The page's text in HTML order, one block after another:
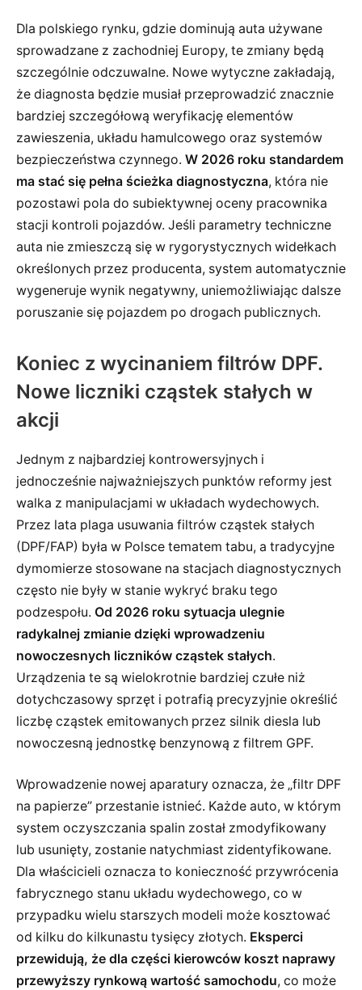
Dla polskiego rynku, gdzie dominują auta używane
sprowadzane z zachodniej Europy, te zmiany będą
szczególnie odczuwalne. Nowe wytyczne zakładają,
że diagnosta będzie musiał przeprowadzić znacznie
bardziej szczegółową weryfikację elementów
zawieszenia, układu hamulcowego oraz systemów
bezpieczeństwa czynnego. W 2026 roku standardem
ma stać się pełna ścieżka diagnostyczna, która nie
pozostawi pola do subiektywnej oceny pracownika
stacji kontroli pojazdów. Jeśli parametry techniczne
auta nie zmieszczą się w rygorystycznych widełkach
określonych przez producenta, system automatycznie
wygeneruje wynik negatywny, uniemożliwiając dalsze
poruszanie się pojazdem po drogach publicznych.
Koniec z wycinaniem filtrów DPF.
Nowe liczniki cząstek stałych w
akcji
Jednym z najbardziej kontrowersyjnych i
jednocześnie najważniejszych punktów reformy jest
walka z manipulacjami w układach wydechowych.
Przez lata plaga usuwania filtrów cząstek stałych
(DPF/FAP) była w Polsce tematem tabu, a tradycyjne
dymomierze stosowane na stacjach diagnostycznych
często nie były w stanie wykryć braku tego
podzespołu. Od 2026 roku sytuacja ulegnie
radykalnej zmianie dzięki wprowadzeniu
nowoczesnych liczników cząstek stałych.
Urządzenia te są wielokrotnie bardziej czułe niż
dotychczasowy sprzęt i potrafią precyzyjnie określić
liczbę cząstek emitowanych przez silnik diesla lub
nowoczesną jednostkę benzynową z filtrem GPF.
Wprowadzenie nowej aparatury oznacza, że „filtr DPF
na papierze” przestanie istnieć. Każde auto, w którym
system oczyszczania spalin został zmodyfikowany
lub usunięty, zostanie natychmiast zidentyfikowane.
Dla właścicieli oznacza to konieczność przywrócenia
fabrycznego stanu układu wydechowego, co w
przypadku wielu starszych modeli może kosztować
od kilku do kilkunastu tysięcy złotych. Eksperci
przewidują, że dla części kierowców koszt naprawy
przewyższy rynkową wartość samochodu, co może